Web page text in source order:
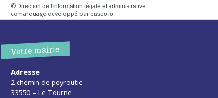
© Direction de l'information légale et administrative
comarquage developpé parbaseo.io
Votre mairie
Adresse
2 chemin de peyroutic
33550 – Le Tourne